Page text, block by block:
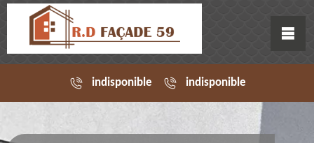
indisponible indisponible